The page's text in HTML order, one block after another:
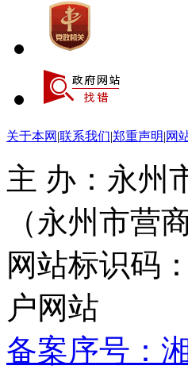
关于本网 |联系我们|郑重声明|网
主 办：永州
（永州市营
网站标识码
户网站
备案序号：